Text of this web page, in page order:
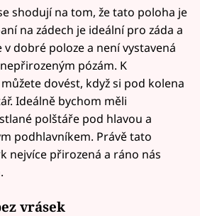
shodují na tom, že tato poloha je
na zádech je ideální pro záda a
dobré poloze a není vystavená
pózám. K
dovést, když si pod kolena
Ideálně bychom měli
polštáře pod hlavou a
podhlavníkem. Právě tato
nejvíce přirozená a ráno nás
vrásek